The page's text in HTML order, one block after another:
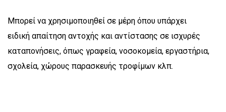
Μπορεί να χρησιμοποιηθεί σε μέρη όπου υπάρχει
ειδική απαίτηση αντοχής και αντίστασης σε ισχυρές
καταπονήσεις, όπως γραφεία, νοσοκομεία, εργαστήρια,
σχολεία, χώρους παρασκευής τροφίμων κλπ.